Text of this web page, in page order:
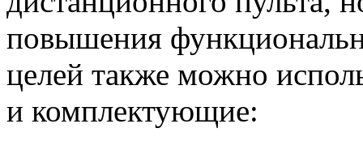
повышения
целей также можно
и комплектующие: